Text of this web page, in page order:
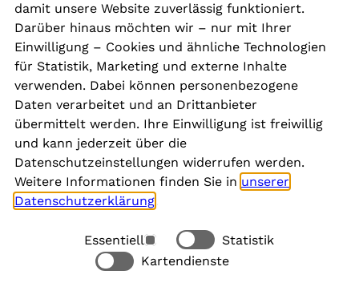
Kontakt
Presse
Aktuelles
Karriere
Newsletter
Social Media
Rechtliches
damit unsere Website zuverlässig funktioniert.
Darüber hinaus möchten wir – nur mit Ihrer
Einwilligung – Cookies und ähnliche Technologien
für Statistik, Marketing und externe Inhalte
verwenden. Dabei können personenbezogene
Daten verarbeitet und an Drittanbieter
übermittelt werden. Ihre Einwilligung ist freiwillig
und kann jederzeit über die
Datenschutzeinstellungen widerrufen werden.
Weitere Informationen finden Sie in unserer
Datenschutzerklärung
Essentiell
Statistik
Kartendienste